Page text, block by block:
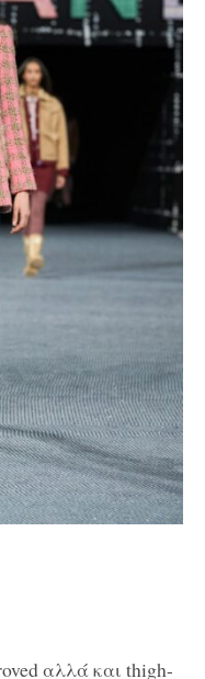
αλλά και thigh-